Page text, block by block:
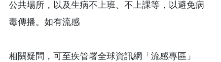
公共場所，以及生病不上班、不上課等，以避免病
毒傳播。如有流感
相關疑問，可至疾管署全球資訊網「流感專區」